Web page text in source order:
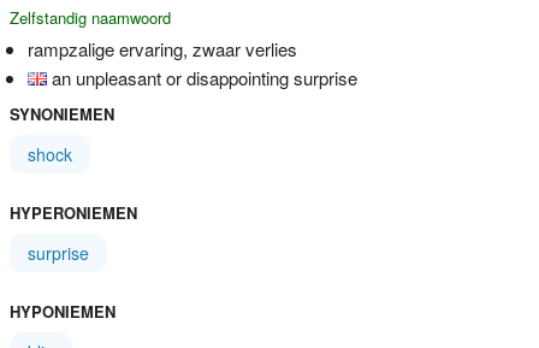
Zelfstandig naamwoord
rampzalige ervaring, zwaar verlies
an unpleasant or disappointing surprise
SYNONIEMEN
shock
HYPERONIEMEN
surprise
HYPONIEMEN